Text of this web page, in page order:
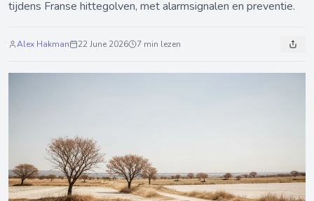
tijdens Franse hittegolven, met alarmsignalen en preventie.
Alex Hakman 22 June 2026 7 min lezen